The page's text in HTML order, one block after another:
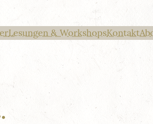
Lesungen & WorkshopsKontakt